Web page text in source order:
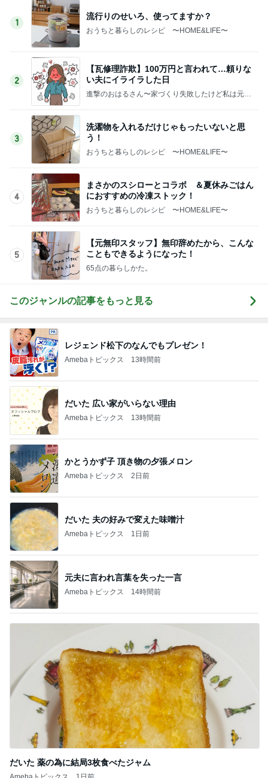
1
流行りのせいろ、使ってますか？
おうちと暮らしのレシピ 〜HOME&LIFE〜
2
【瓦修理詐欺】100万円と言われて…頼りな
い夫にイライラした日
進撃のおはるさん〜家づくり失敗したけど私は元気
3
洗濯物を入れるだけじゃもったいないと思
う！
おうちと暮らしのレシピ 〜HOME&LIFE〜
4
まさかのスシローとコラボ ＆夏休みごはん
におすすめの冷凍ストック！
おうちと暮らしのレシピ 〜HOME&LIFE〜
5
【元無印スタッフ】無印辞めたから、こんな
こともできるようになった！
65点の暮らしかた。
このジャンルの記事をもっと見る
レジェンド松下のなんでもプレゼン！
Amebaトピックス 13時間前
だいた 広い家がいらない理由
Amebaトピックス 13時間前
かとうかず子 頂き物の夕張メロン
Amebaトピックス 2日前
だいた 夫の好みで変えた味噌汁
Amebaトピックス 1日前
元夫に言われ言葉を失った一言
Amebaトピックス 14時間前
だいた 薬の為に結局3枚食べたジャム